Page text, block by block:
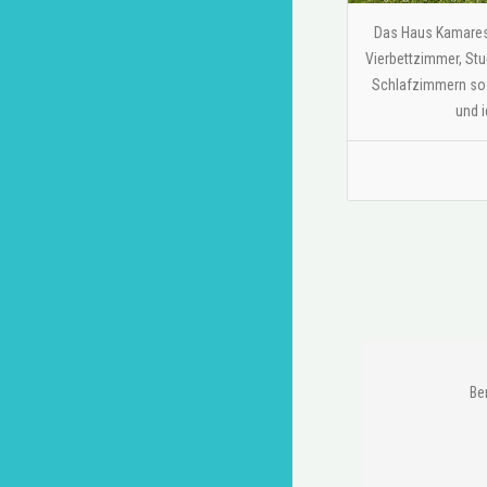
Das Haus
Vierbettzimmer,
Schlafzimmern
und